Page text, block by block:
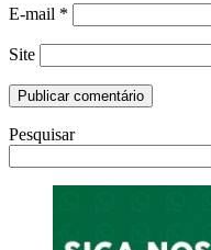
E-mail *
Site
Pesquisar